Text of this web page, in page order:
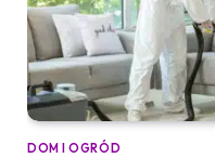
DOM I OGRÓD